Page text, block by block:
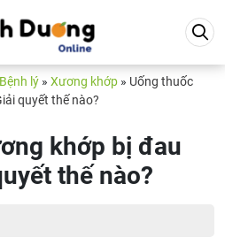
lý » Xương khớp » Uống thuốc
quyết thế nào?
khớp bị đau
thế nào?